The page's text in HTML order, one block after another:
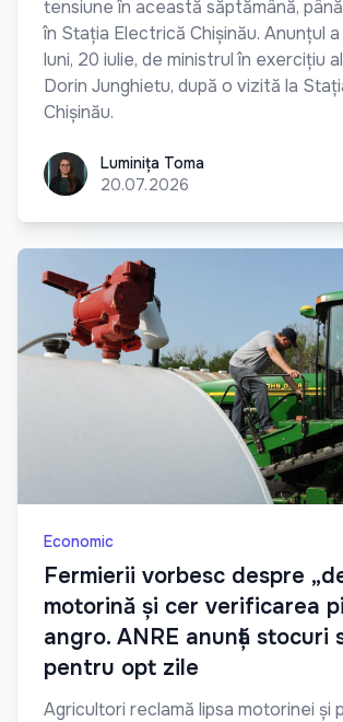
tensiune în această săptămână,
în Stația Electrică Chișinău. Anunțul
luni, 20 iulie, de ministrul în exercițiu
Dorin Junghietu, după o vizită la
Chișinău.
Luminița Toma
Luminița Toma
20.07.2026
Economic
Fermierii vorbesc despre
motorină și cer verificarea
angro. ANRE anunță stocuri
pentru opt zile
Agricultori reclamă lipsa motorinei și